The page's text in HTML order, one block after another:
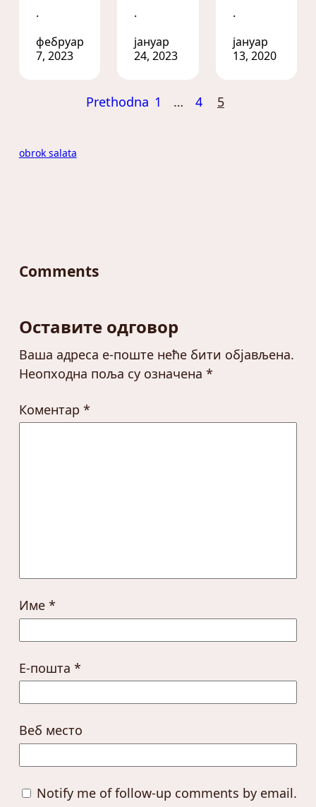
·
фебруар
7, 2023
·
јануар
24, 2023
·
јануар
13, 2020
Prethodna 1 … 4 5
obrok salata
Comments
Оставите одговор
Ваша адреса е-поште неће бити објављена.
Неопходна поља су означена *
Коментар *
Име *
Е-пошта *
Веб место
Notify me of follow-up comments by email.